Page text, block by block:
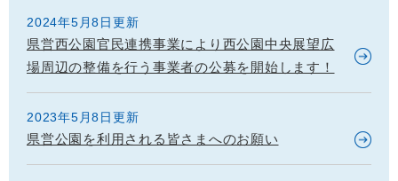
2024年5月8日更新
県営西公園官民連携事業により西公園中央展望広
場周辺の整備を行う事業者の公募を開始します！
2023年5月8日更新
県営公園を利用される皆さまへのお願い